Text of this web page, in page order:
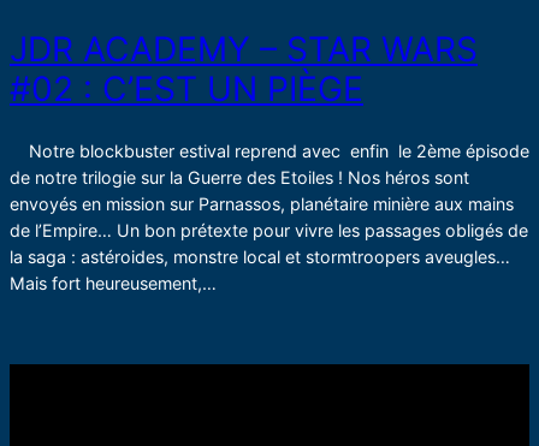
JDR ACADEMY – STAR WARS
#02 : C’EST UN PIÈGE
Notre blockbuster estival reprend avec enfin le 2ème épisode
de notre trilogie sur la Guerre des Etoiles ! Nos héros sont
envoyés en mission sur Parnassos, planétaire minière aux mains
de l’Empire… Un bon prétexte pour vivre les passages obligés de
la saga : astéroides, monstre local et stormtroopers aveugles…
Mais fort heureusement,…